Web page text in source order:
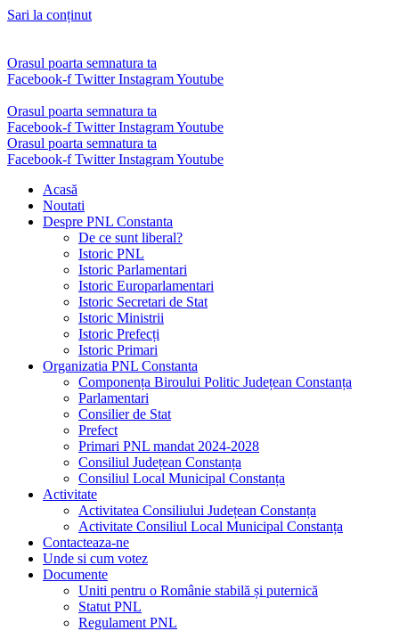
Sari la conținut
Orasul poarta semnatura ta
Facebook-f Twitter InstagramYoutube
Orasul poarta semnatura ta
Facebook-f Twitter InstagramYoutube
Orasul poarta semnatura ta
Facebook-f Twitter InstagramYoutube
Acasă
Noutati
Despre PNL Constanta
De ce sunt liberal?
Istoric PNL
Istoric Parlamentari
Istoric Europarlamentari
Istoric Secretari de Stat
Istoric Ministrii
Istoric Prefecți
Istoric Primari
Organizatia PNL Constanta
Componența Biroului Politic Județean Constanța
Parlamentari
Consilier de Stat
Prefect
Primari PNL mandat 2024-2028
Consiliul Județean Constanța
Consiliul Local Municipal Constanța
Activitate
Activitatea Consiliului Județean Constanța
Activitate Consiliul Local Municipal Constanța
Contacteaza-ne
Unde si cum votez
Documente
Uniti pentru o Românie stabilă și puternică
Statut PNL
Regulament PNL